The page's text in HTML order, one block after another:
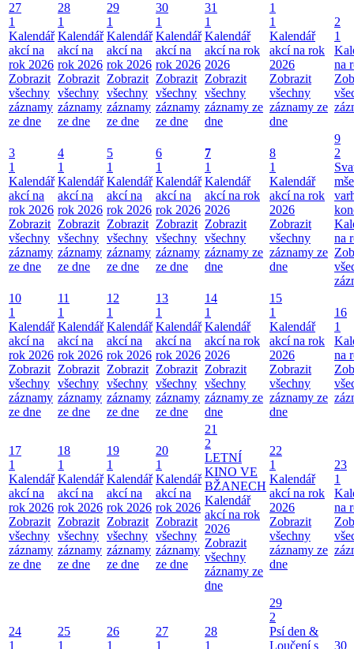
27
1
Kalendář
akcí na
rok 2026
Zobrazit
všechny
záznamy
ze dne
28
1
Kalendář
akcí na
rok 2026
Zobrazit
všechny
záznamy
ze dne
29
1
Kalendář
akcí na
rok 2026
Zobrazit
všechny
záznamy
ze dne
30
1
Kalendář
akcí na
rok 2026
Zobrazit
všechny
záznamy
ze dne
31
1
Kalendář
akcí na rok
2026
Zobrazit
všechny
záznamy ze
dne
1
1
Kalendář
akcí na rok
2026
Zobrazit
všechny
záznamy ze
dne
2
1
na
3
1
Kalendář
akcí na
rok 2026
Zobrazit
všechny
záznamy
ze dne
4
1
Kalendář
akcí na
rok 2026
Zobrazit
všechny
záznamy
ze dne
5
1
Kalendář
akcí na
rok 2026
Zobrazit
všechny
záznamy
ze dne
6
1
Kalendář
akcí na
rok 2026
Zobrazit
všechny
záznamy
ze dne
7
1
Kalendář
akcí na rok
2026
Zobrazit
všechny
záznamy ze
dne
8
1
Kalendář
akcí na rok
2026
Zobrazit
všechny
záznamy ze
dne
9
2
na
10
1
Kalendář
akcí na
rok 2026
Zobrazit
všechny
záznamy
ze dne
11
1
Kalendář
akcí na
rok 2026
Zobrazit
všechny
záznamy
ze dne
12
1
Kalendář
akcí na
rok 2026
Zobrazit
všechny
záznamy
ze dne
13
1
Kalendář
akcí na
rok 2026
Zobrazit
všechny
záznamy
ze dne
14
1
Kalendář
akcí na rok
2026
Zobrazit
všechny
záznamy ze
dne
15
1
Kalendář
akcí na rok
2026
Zobrazit
všechny
záznamy ze
dne
16
1
na
17
1
Kalendář
akcí na
rok 2026
Zobrazit
všechny
záznamy
ze dne
18
1
Kalendář
akcí na
rok 2026
Zobrazit
všechny
záznamy
ze dne
19
1
Kalendář
akcí na
rok 2026
Zobrazit
všechny
záznamy
ze dne
20
1
Kalendář
akcí na
rok 2026
Zobrazit
všechny
záznamy
ze dne
21
2
LETNÍ
KINO VE
BŽANECH
Kalendář
akcí na rok
2026
Zobrazit
všechny
záznamy ze
dne
22
1
Kalendář
akcí na rok
2026
Zobrazit
všechny
záznamy ze
dne
23
1
na
24
1
25
1
26
1
27
1
28
1
29
2
Psí den &
Loučení s
30